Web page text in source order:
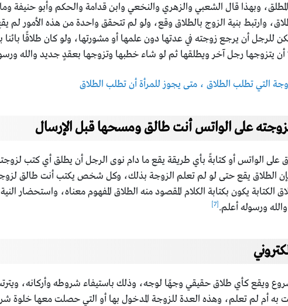
وبهذا قال الشعبي والزهري والنخعي وابن قدامة والحكم وأبو حنيفة
وارتبط بنية الزوج بالطلاق وقع، ولو لم تتحقق واحدة من هذه الأمور لم
للرجل أن يرجع زوجته في عدتها دون علمها أو مشورتها، ولو كان طلاقًا
أن يتزوجها رجل آخر ويطلقها ثم لو شاء خطبها وتزوجها بعقدٍ جديد والله
التي تطلب الطلاق ، متى يجوز للمرأة أن تطلب الطلاق
على الواتس أنت طالق ومسحها قبل الإرسال
على الواتس أو كتابةً بأي طريقة يقع ما دام نوى الرجل أن يطلق أي كتب
الطلاق يقع حتى لو لم تعلم الزوجة بذلك، وكل شخص يكتب أنت طالق
الكتابة يكون بكتابة الكلام المقصود منه الطلاق المفهوم معناه، واستحضار
ورسوله أعلم.[7]
ويقع كأي طلاق حقيقي وجهًا لوجه، وذلك باستيفاء شروطه وأركانه،
به أم لم تعلم، وهذه العدة للزوجة المدخول بها أو التي حصلت معها خلوة